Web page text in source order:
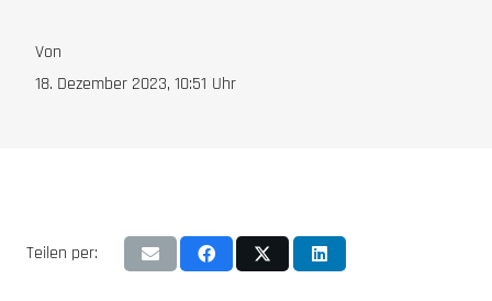
Von
18. Dezember 2023, 10:51 Uhr
Teilen per: